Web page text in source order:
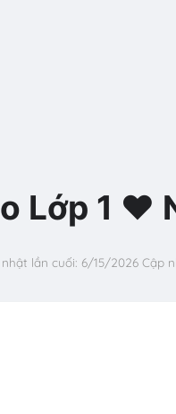
Lớp 1
lần cuối: 6/15/2026 Cập